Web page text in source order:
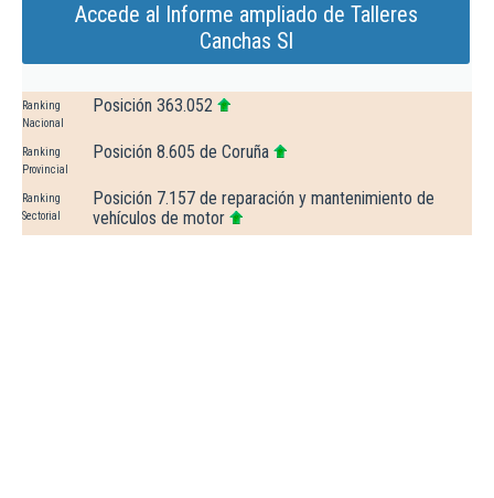
Accede al Informe ampliado de Talleres
Canchas Sl
Ranking
Nacional
Posición 363.052
Ranking
Provincial
Posición 8.605 de Coruña
Ranking
Sectorial
Posición 7.157 de reparación y mantenimiento de
vehículos de motor